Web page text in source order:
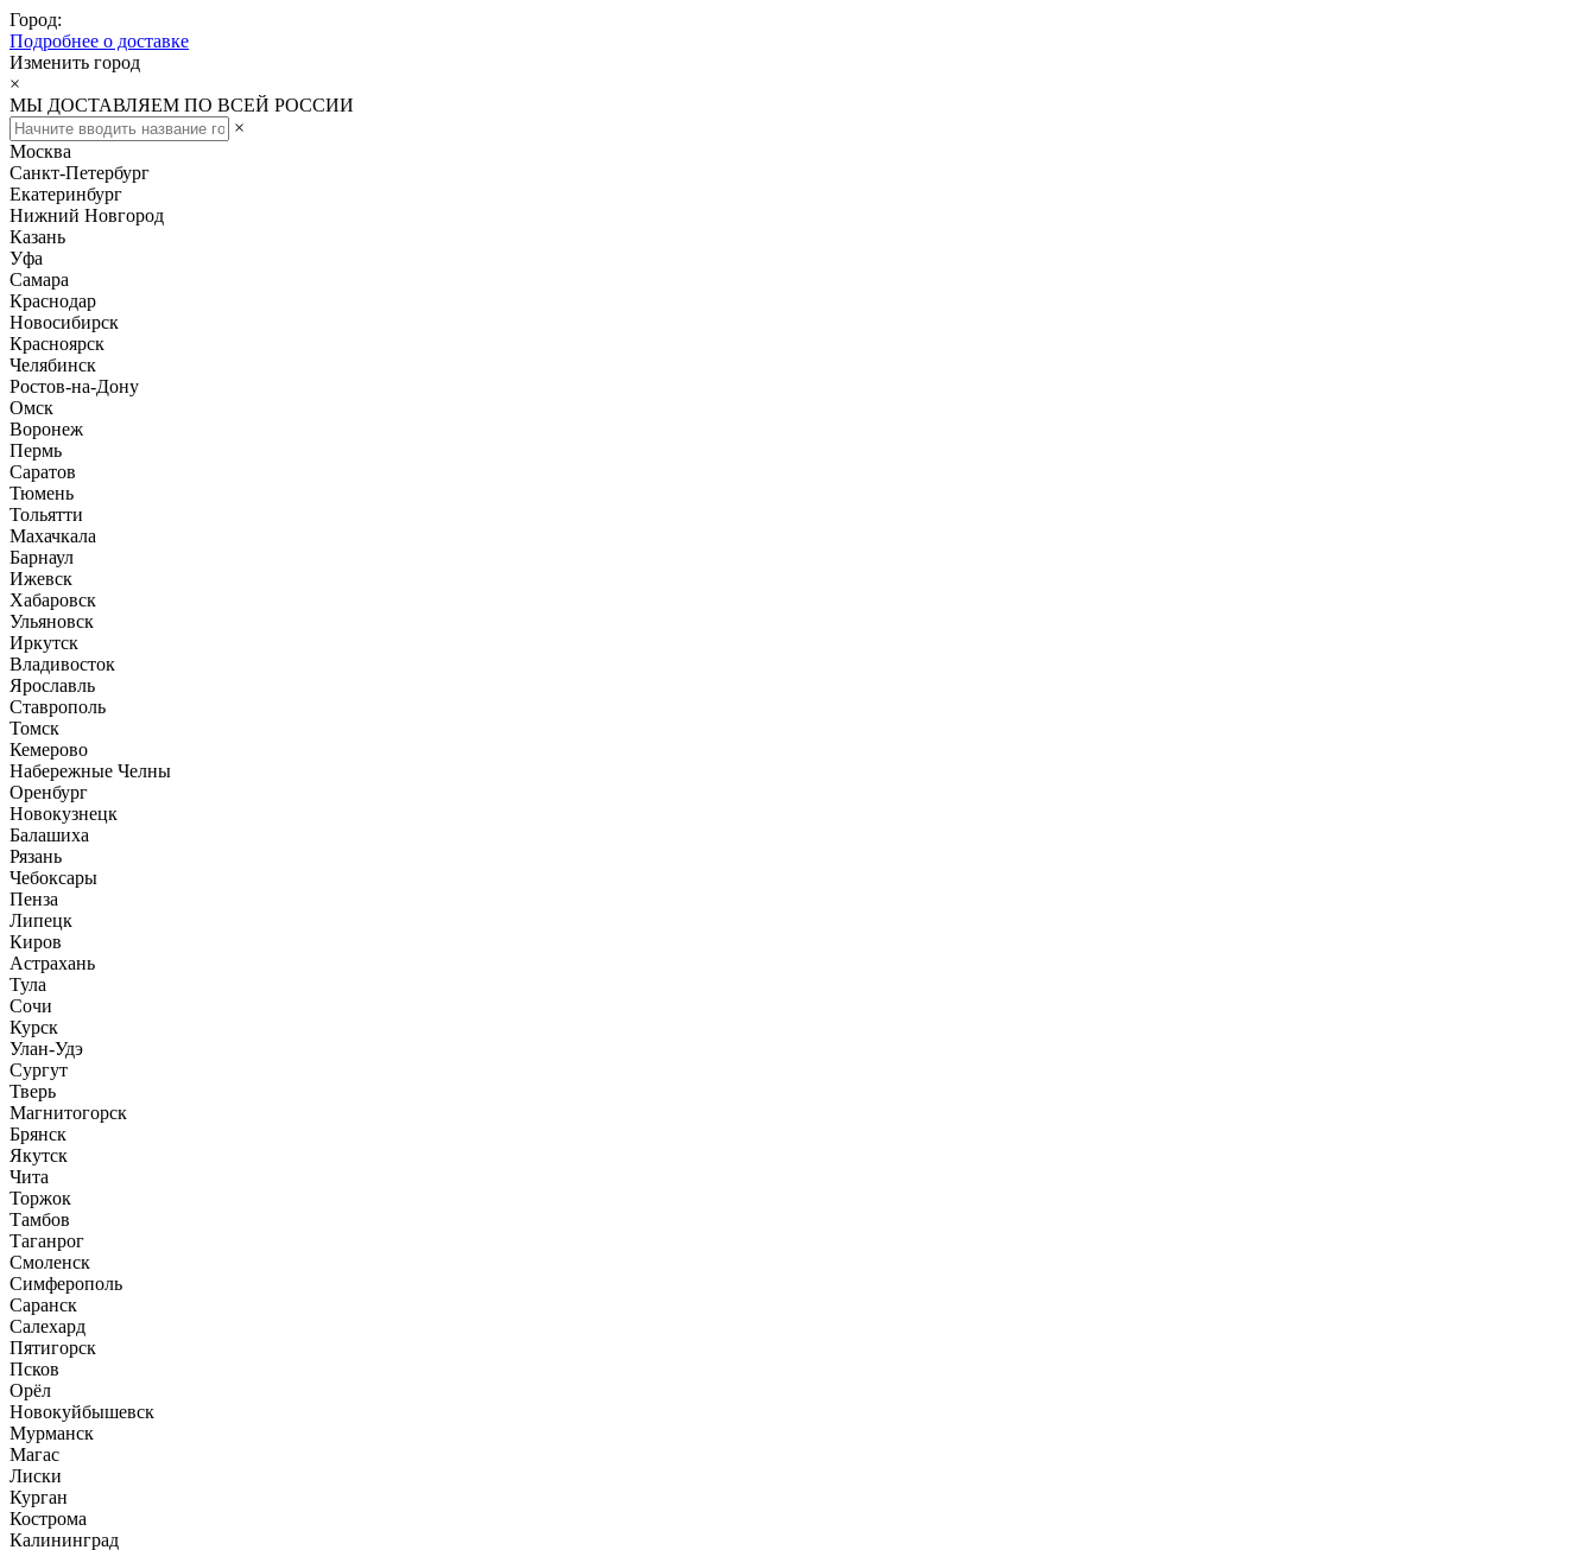
Город:
Подробнее о доставке
Изменить город
×
МЫ ДОСТАВЛЯЕМ ПО ВСЕЙ РОССИИ
×
Москва
Санкт-Петербург
Екатеринбург
Нижний Новгород
Казань
Уфа
Самара
Краснодар
Новосибирск
Красноярск
Челябинск
Ростов-на-Дону
Омск
Воронеж
Пермь
Саратов
Тюмень
Тольятти
Махачкала
Барнаул
Ижевск
Хабаровск
Ульяновск
Иркутск
Владивосток
Ярославль
Ставрополь
Томск
Кемерово
Набережные Челны
Оренбург
Новокузнецк
Балашиха
Рязань
Чебоксары
Пенза
Липецк
Киров
Астрахань
Тула
Сочи
Курск
Улан-Удэ
Сургут
Тверь
Магнитогорск
Брянск
Якутск
Чита
Торжок
Тамбов
Таганрог
Смоленск
Симферополь
Саранск
Салехард
Пятигорск
Псков
Орёл
Новокуйбышевск
Мурманск
Магас
Лиски
Курган
Кострома
Калининград